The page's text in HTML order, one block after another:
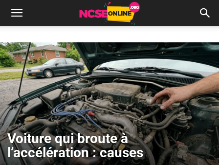
Voiture qui broute à
l’accélération : causes